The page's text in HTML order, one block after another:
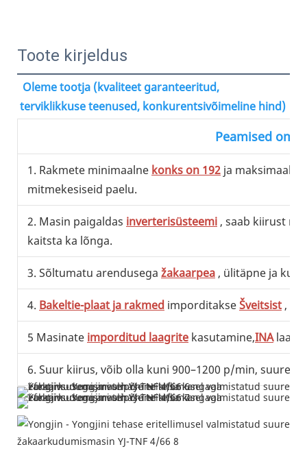
Toote kirjeldus
Oleme tootja (kvaliteet garanteeritud,
terviklikkuse teenused, konkurentsivõimeline hind)
Peamised
1. Rakmete minimaalne konks on 192 ja maksimaalne
mitmekesiseid paelu.
2. Masin paigaldas inverterisüsteemi , saab kiirust
kaitsta ka lõnga.
3. Sõltumatu arendusega žakaarpea , ülitäpne ja
4. Bakeltie-plaat ja rakmed imporditakseŠveitsist ,
5 Masinate imporditud laagrite kasutamine,INA
6. Suur kiirus, võib olla kuni 900–1200 p/min,